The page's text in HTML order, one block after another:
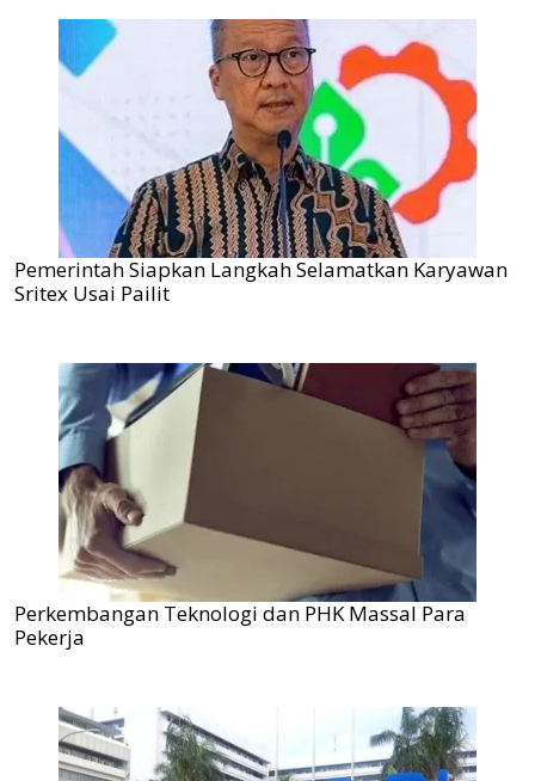
Pemerintah Siapkan Langkah Selamatkan Karyawan
Sritex Usai Pailit
Perkembangan Teknologi dan PHK Massal Para
Pekerja